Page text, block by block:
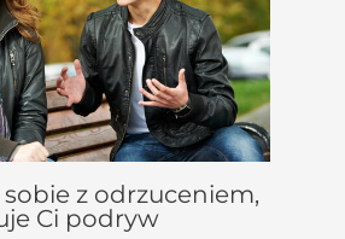
z odrzuceniem,
Ci podryw